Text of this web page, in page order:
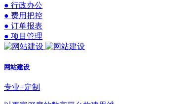
● 行政办公
● 费用把控
● 订单报表
● 项目管理
网站建设
专业+定制